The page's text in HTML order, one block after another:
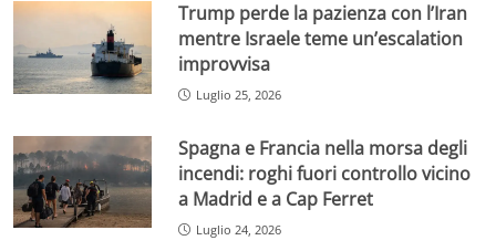
Trump perde la pazienza con l’Iran
mentre Israele teme un’escalation
improvvisa
Luglio 25, 2026
Spagna e Francia nella morsa degli
incendi: roghi fuori controllo vicino
a Madrid e a Cap Ferret
Luglio 24, 2026